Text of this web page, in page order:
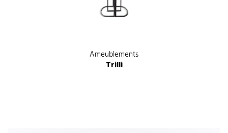
Ameublements
Trilli